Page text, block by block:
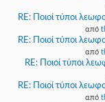
RE: Ποιοί τύποι
από
RE: Ποιοί τύποι
από
RE: Ποιοί τύποι
RE: Ποιοί τύποι
από